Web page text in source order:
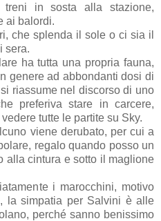
in sosta alla stazione,
ai balordi.
che splenda il sole o ci sia il
sera.
ha tutta una propria fauna,
genere ad abbondanti dosi di
riassume nel discorso di uno
preferiva stare in carcere,
tutte le partite su Sky.
viene derubato, per cui a
regalo quando posso un
alla cintura e sotto il maglione
i marocchini, motivo
la simpatia per Salvini è alle
perché sanno benissimo